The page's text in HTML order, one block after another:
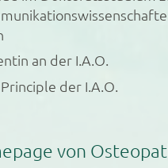
an der I.A.O.
der I.A.O.
von